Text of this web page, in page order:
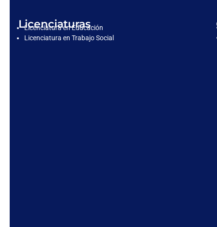
Licenciaturas
Licenciatura en Educación
Licenciatura en Trabajo Social